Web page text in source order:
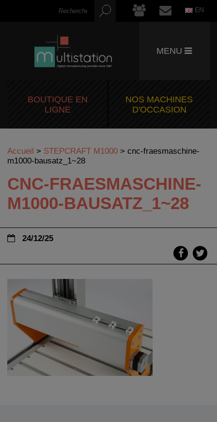
EN
MENU
BOUTIQUE EN
LIGNE
NOS MACHINES
D'OCCASION
Accueil > STEPCRAFT M1000 > cnc-fraesmaschine-
m1000-bausatz_1~28
CNC-FRAESMASCHINE-
M1000-BAUSATZ_1~28
24/12/25